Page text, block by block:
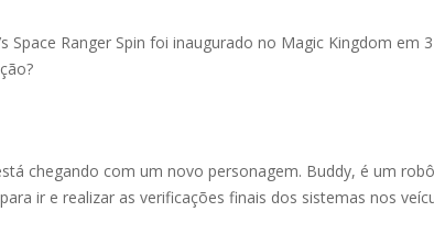
Space Ranger Spin foi inaugurado no Magic Kingdom
chegando com um novo personagem. Buddy, é um
ir e realizar as verificações finais dos sistemas nos